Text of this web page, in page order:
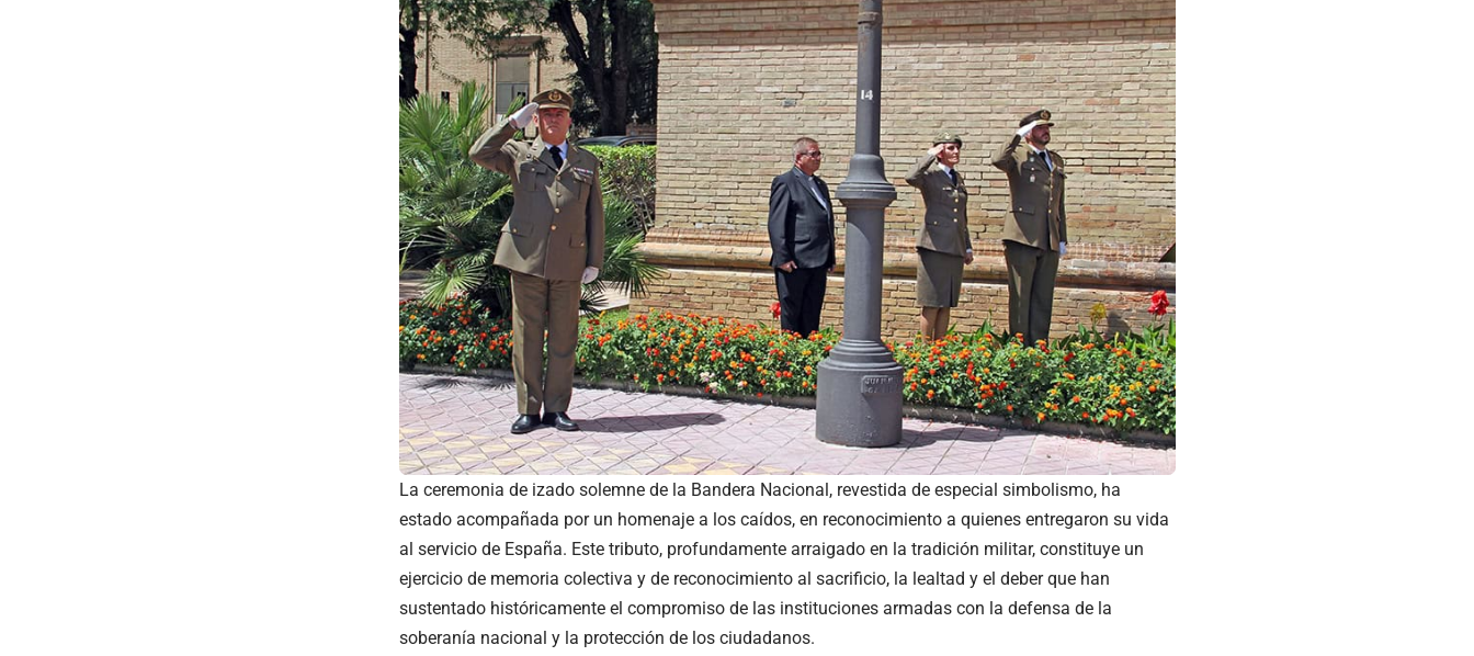
La ceremonia de izado solemne de la Bandera Nacional, revestida de especial simbolismo, ha
estado acompañada por un homenaje a los caídos, en reconocimiento a quienes entregaron su vida
al servicio de España. Este tributo, profundamente arraigado en la tradición militar, constituye un
ejercicio de memoria colectiva y de reconocimiento al sacrificio, la lealtad y el deber que han
sustentado históricamente el compromiso de las instituciones armadas con la defensa de la
soberanía nacional y la protección de los ciudadanos.